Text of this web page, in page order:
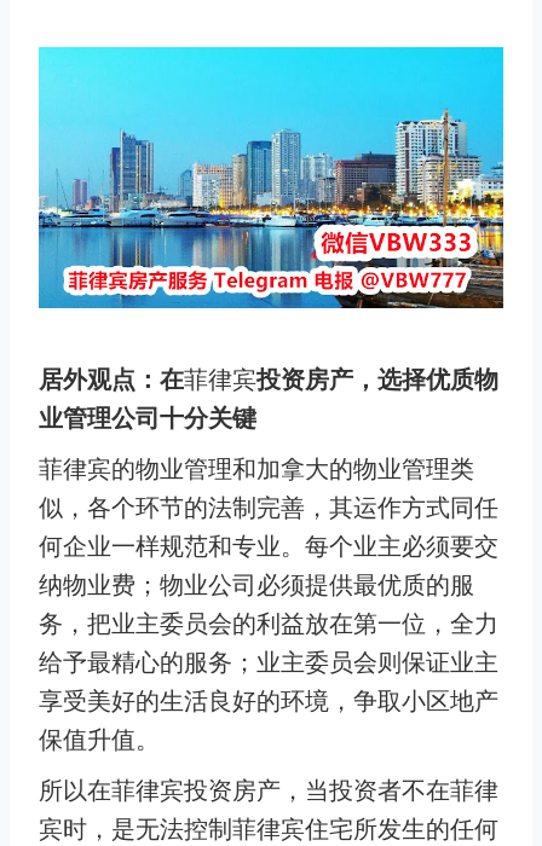
居外观点：在菲律宾投资房产，选择优质物
业管理公司十分关键
菲律宾的物业管理和加拿大的物业管理类
似，各个环节的法制完善，其运作方式同任
何企业一样规范和专业。每个业主必须要交
纳物业费；物业公司必须提供最优质的服
务，把业主委员会的利益放在第一位，全力
给予最精心的服务；业主委员会则保证业主
享受美好的生活良好的环境，争取小区地产
保值升值。
所以在菲律宾投资房产，当投资者不在菲律
宾时，是无法控制菲律宾住宅所发生的任何